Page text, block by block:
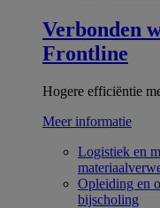
Verbonden
Frontline
Hogere efficiëntie
Meer informatie
Logistiek en
Opleiding en
bijscholing